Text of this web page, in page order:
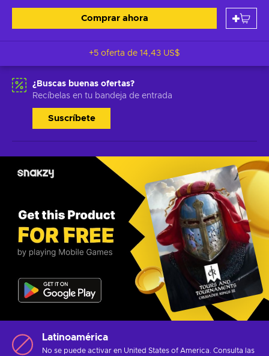
Comprar ahora
+5 oferta de 14,43 US$
¿Buscas buenas ofertas?
Recíbelas en tu bandeja de entrada
Suscríbete
Latinoamérica
No se puede activar en United States of America. Consulta las